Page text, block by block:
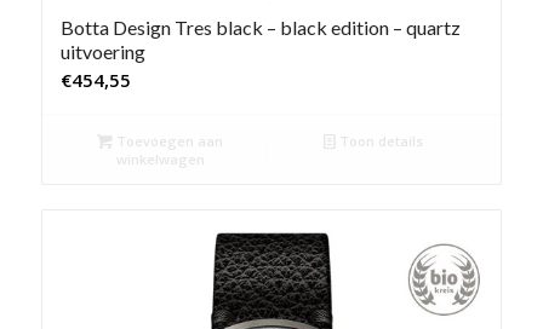
Botta Design Tres black – black edition – quartz
uitvoering
€454,55
Toevoegen aan
winkelwagen
Toon details